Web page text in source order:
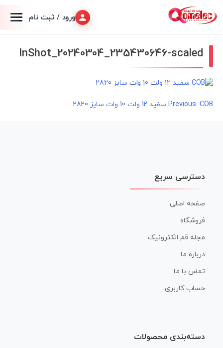
ورود / ثبت نام
InShot_20240304_235430646-scaled
راهبریPrevious: COB سفید 12 ولت 10 وات سایز 2820
دسترسی سریع
صفحه اصلی
فروشگاه
مجله قم الکترونیک
درباره ما
تماس با ما
حساب کاربری
دسته‌بندی محصولات